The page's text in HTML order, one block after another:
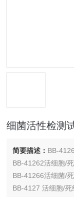
细菌活性检测
简要描述： BB-
BB-41262活细胞/
BB-41266活细菌/
BB-4127 活细胞/